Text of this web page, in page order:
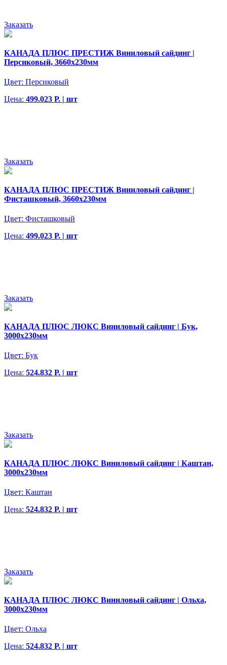
Заказать
КАНАДА ПЛЮС ПРЕСТИЖ Виниловый сайдинг |
Персиковый, 3660х230мм
Цвет: Персиковый
Цена: 499.023 Р. | шт
Заказать
КАНАДА ПЛЮС ПРЕСТИЖ Виниловый сайдинг |
Фисташковый, 3660х230мм
Цвет: Фисташковый
Цена: 499.023 Р. | шт
Заказать
КАНАДА ПЛЮС ЛЮКС Виниловый сайдинг | Бук,
3000х230мм
Цвет: Бук
Цена: 524.832 Р. | шт
Заказать
КАНАДА ПЛЮС ЛЮКС Виниловый сайдинг | Каштан,
3000х230мм
Цвет: Каштан
Цена: 524.832 Р. | шт
Заказать
КАНАДА ПЛЮС ЛЮКС Виниловый сайдинг | Ольха,
3000х230мм
Цвет: Ольха
Цена: 524.832 Р. | шт